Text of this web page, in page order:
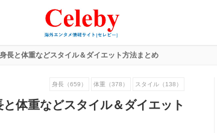
長と体重などスタイル＆ダイエット方法まとめ
身長（659） 体重（378） スタイル（138）
体重などスタイル＆ダイエット